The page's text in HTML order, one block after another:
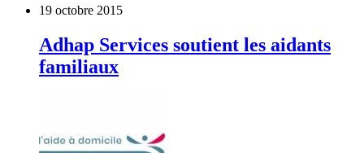
19 octobre 2015
Adhap Services soutient les aidants
familiaux